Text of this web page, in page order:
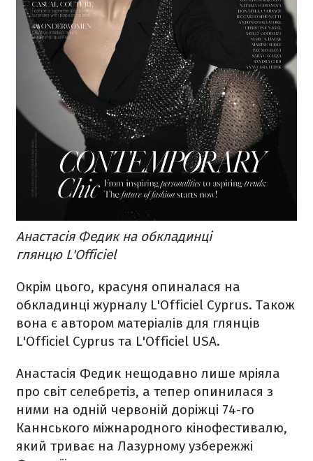
Анастасія Федик на обкладинці
глянцю L'Officiel
Окрім цього, красуня опиналася на
обкладинці журналу L'Officiel Cyprus. Також
вона є автором матеріалів для глянців
L'Officiel Cyprus та L'Officiel USA.
Анастасія Федик нещодавно лише мріяла
про світ селебретіз, а тепер опинилася з
ними на одній червоній доріжці 74-го
Каннського міжнародного кінофестивалю,
який триває на Лазурному узбережжі